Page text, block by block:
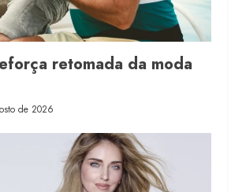
retomada da moda
de 2026